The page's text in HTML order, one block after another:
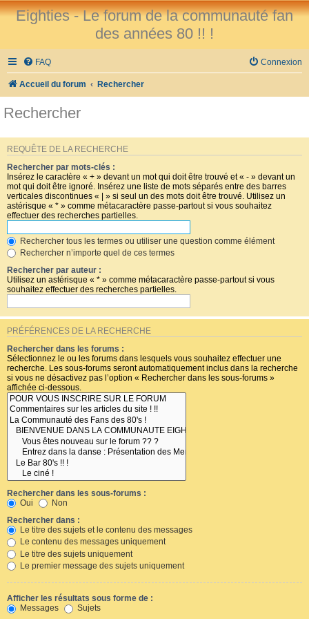
Eighties - Le forum de la communauté fan
des années 80 !! !
FAQ Connexion
Accueil du forum Rechercher
Rechercher
REQUÊTE DE LA RECHERCHE
Rechercher par mots-clés :
Insérez le caractère « + » devant un mot qui doit être trouvé et « - » devant un
mot qui doit être ignoré. Insérez une liste de mots séparés entre des barres
verticales discontinues « | » si seul un des mots doit être trouvé. Utilisez un
astérisque « * » comme métacaractère passe-partout si vous souhaitez
effectuer des recherches partielles.
Rechercher tous les termes ou utiliser une question comme élément
Rechercher n’importe quel de ces termes
Rechercher par auteur :
Utilisez un astérisque « * » comme métacaractère passe-partout si vous
souhaitez effectuer des recherches partielles.
PRÉFÉRENCES DE LA RECHERCHE
Rechercher dans les forums :
Sélectionnez le ou les forums dans lesquels vous souhaitez effectuer une
recherche. Les sous-forums seront automatiquement inclus dans la recherche
si vous ne désactivez pas l’option « Rechercher dans les sous-forums »
affichée ci-dessous.
Rechercher dans les sous-forums :
Oui
Non
Rechercher dans :
Le titre des sujets et le contenu des messages
Le contenu des messages uniquement
Le titre des sujets uniquement
Le premier message des sujets uniquement
Afficher les résultats sous forme de :
Messages
Sujets